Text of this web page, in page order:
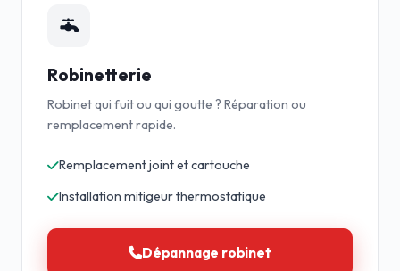
Robinetterie
Robinet qui fuit ou qui goutte ? Réparation ou
remplacement rapide.
Remplacement joint et cartouche
Installation mitigeur thermostatique
Dépannage robinet